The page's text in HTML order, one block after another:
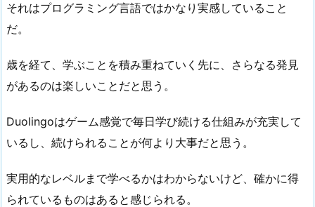
それはプログラミング言語ではかなり実感していること
だ。
歳を経て、学ぶことを積み重ねていく先に、さらなる発見
があるのは楽しいことだと思う。
Duolingoはゲーム感覚で毎日学び続ける仕組みが充実して
いるし、続けられることが何より大事だと思う。
実用的なレベルまで学べるかはわからないけど、確かに得
られているものはあると感じられる。